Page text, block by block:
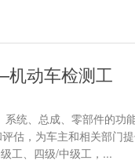
动车检测工
统、总成、零部件的功
估，为车主和相关部门
工、四级/中级工，...